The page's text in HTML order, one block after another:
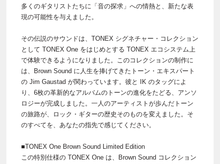
多くのギタリストたちに「音の探求」への情熱と、新たな表
現の可能性を与えました。
その伝説のサウンドは、TONEX シグネチャー・コレクション
として TONEX One をはじめとする TONEX エコシステム上
で体験できるようになりました。このコレクションの制作に
は、Brown Sound に人生を捧げてきたトーン・エキスパート
の Jim Gaustad が関わっています。彼と IK のタッグによ
り、6枚の革新的なアルバムのトーンの進化をたどる、アンソ
ロジーが完成しました。一人のアーティストが歩んだトーン
の旅路が、ロック・ギターの歴史そのものを変えました。そ
のすべてを、あなたの指先で感じてください。
■TONEX One Brown Sound Limited Edition
この特別仕様の TONEX One は、Brown Sound コレクション